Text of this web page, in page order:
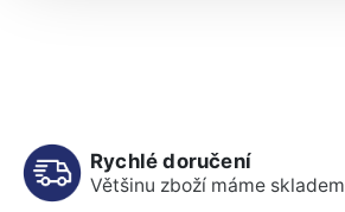
Rychlé doručení
Většinu zboží máme skladem